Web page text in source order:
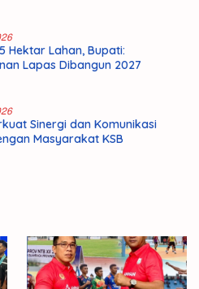
Hektar Lahan, Bupati:
Lapas Dibangun 2027
Sinergi dan Komunikasi
Masyarakat KSB